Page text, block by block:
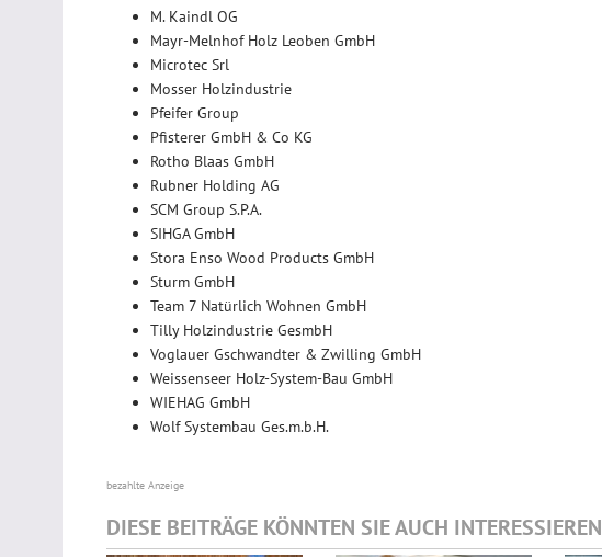
M. Kaindl OG
Mayr-Melnhof Holz Leoben GmbH
Microtec Srl
Mosser Holzindustrie
Pfeifer Group
Pfisterer GmbH & Co KG
Rotho Blaas GmbH
Rubner Holding AG
SCM Group S.P.A.
SIHGA GmbH
Stora Enso Wood Products GmbH
Sturm GmbH
Team 7 Natürlich Wohnen GmbH
Tilly Holzindustrie GesmbH
Voglauer Gschwandter & Zwilling GmbH
Weissenseer Holz-System-Bau GmbH
WIEHAG GmbH
Wolf Systembau Ges.m.b.H.
bezahlte Anzeige
DIESE BEITRÄGE KÖNNTEN SIE AUCH INTERESSIEREN